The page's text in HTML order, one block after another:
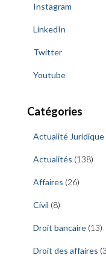
Instagram
LinkedIn
Twitter
Youtube
Catégories
Actualité Juridique
Actualités (138)
Affaires (26)
Civil (8)
Droit bancaire (13)
Droit des affaires